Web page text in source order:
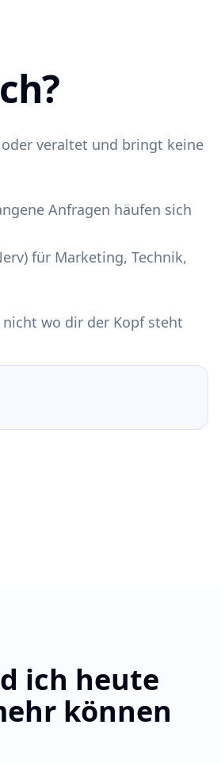
veraltet und bringt keine
Anfragen häufen sich
für Marketing, Technik,
wo dir der Kopf steht
ich heute
können